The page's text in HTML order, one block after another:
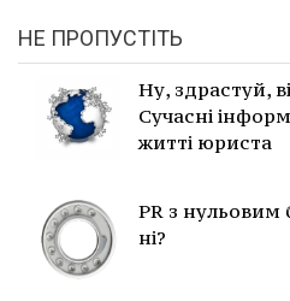
НЕ ПРОПУСТІТЬ
Ну, здрастуй,
Сучасні
житті юриста
PR з
ні?